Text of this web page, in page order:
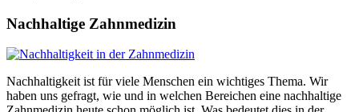
Nachhaltige Zahnmedizin
Nachhaltigkeit ist für viele Menschen ein wichtiges Thema. Wir
haben uns gefragt, wie und in welchen Bereichen eine nachhaltige